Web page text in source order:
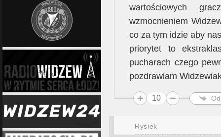
wartościowych
wzmocnieniem
co za tym idzie aby
priorytet to
pucharach czego
pozdrawiam
10
Rysiek